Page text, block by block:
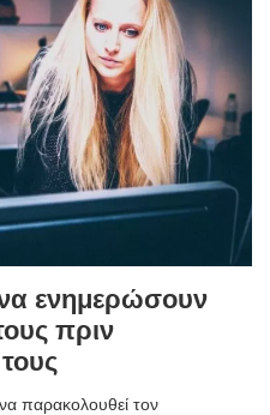
να ενημερώσουν
πριν
παρακολουθεί τον